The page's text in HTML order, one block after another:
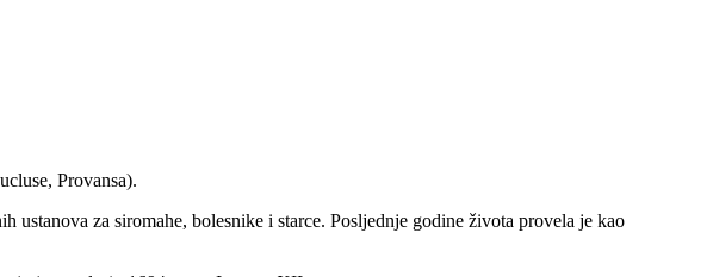
Provansa).
za siromahe, bolesnike i starce. Posljednje godine života provela je kao